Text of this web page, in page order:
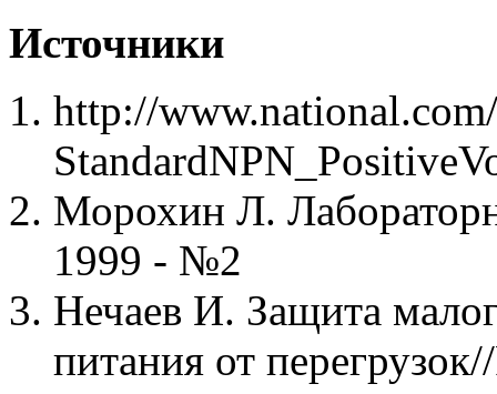
Источники
http://
Морохин Л.
1999 - №2
Нечаев И. Защита
питания от